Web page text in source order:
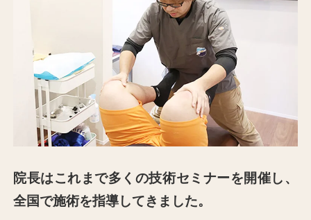
院⻑はこれまで多くの技術セミナーを開催し、
全国で施術を指導してきました。